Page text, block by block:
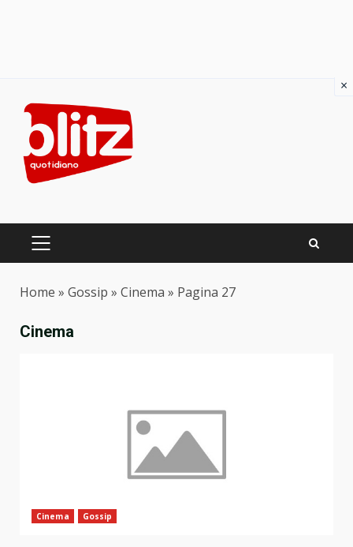
content
PRIMARY
Home » Gossip » Cinema » Pagina 27
Cinema
Cinema Gossip
×